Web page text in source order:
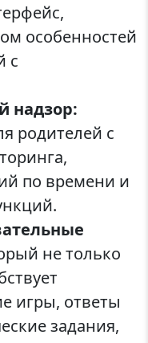
особенностей
с
надзор:
родителей с
по времени и
не только
игры, ответы
задания,